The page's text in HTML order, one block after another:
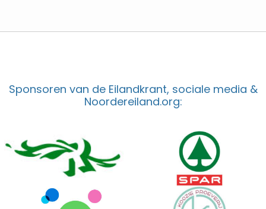
Sponsoren van de Eilandkrant, sociale media &
Noordereiland.org: